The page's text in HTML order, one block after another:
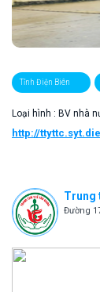
Tỉnh Điện Biên
Loại hình : BV nhà
http://
Trung
Đường